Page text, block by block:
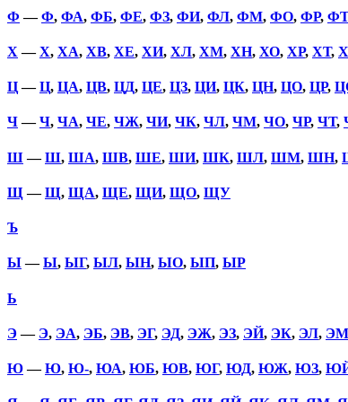
Ф —Ф, ФА, ФБ, ФЕ, ФЗ, ФИ, ФЛ, ФМ, ФО, ФР, ФТ
Х —Х, ХА, ХВ, ХЕ, ХИ, ХЛ, ХМ, ХН, ХО, ХР, ХТ,
Ц—Ц, ЦА, ЦВ, ЦД, ЦЕ, ЦЗ, ЦИ, ЦК, ЦН, ЦО, ЦР,
Ч—Ч, ЧА, ЧЕ, ЧЖ, ЧИ, ЧК, ЧЛ, ЧМ, ЧО, ЧР, ЧТ,
Ш—Ш, ША, ШВ, ШЕ, ШИ, ШК, ШЛ, ШМ, ШН,
Щ —Щ, ЩА, ЩЕ, ЩИ, ЩО, ЩУ
Ъ
Ы—Ы, ЫГ, ЫЛ, ЫН, ЫО, ЫП, ЫР
Ь
Э— Э, ЭА, ЭБ, ЭВ, ЭГ, ЭД, ЭЖ, ЭЗ, ЭЙ, ЭК, ЭЛ, ЭМ
Ю—Ю, Ю-, ЮА, ЮБ, ЮВ, ЮГ, ЮД, ЮЖ, ЮЗ,